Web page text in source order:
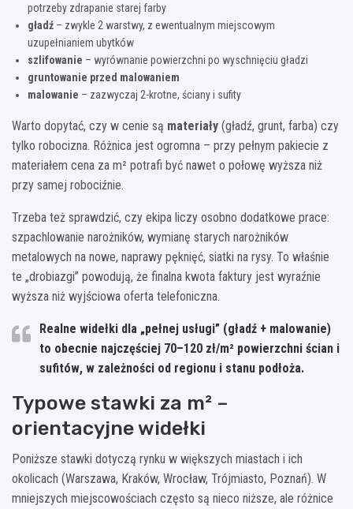
potrzeby zdrapanie starej farby
gładź – zwykle 2 warstwy, z ewentualnym miejscowym
uzupełnianiem ubytków
szlifowanie – wyrównanie powierzchni po wyschnięciu gładzi
gruntowanie przed malowaniem
malowanie – zazwyczaj 2-krotne, ściany i sufity
Warto dopytać, czy w cenie są materiały (gładź, grunt, farba) czy
tylko robocizna. Różnica jest ogromna – przy pełnym pakiecie z
materiałem cena za m² potrafi być nawet o połowę wyższa niż
przy samej robociźnie.
Trzeba też sprawdzić, czy ekipa liczy osobno dodatkowe prace:
szpachlowanie narożników, wymianę starych narożników
metalowych na nowe, naprawy pęknięć, siatki na rysy. To właśnie
te „drobiazgi” powodują, że finalna kwota faktury jest wyraźnie
wyższa niż wyjściowa oferta telefoniczna.
Realne widełki dla „pełnej usługi” (gładź + malowanie)
to obecnie najczęściej 70–120 zł/m² powierzchni ścian i
sufitów, w zależności od regionu i stanu podłoża.
Typowe stawki za m² –
orientacyjne widełki
Poniższe stawki dotyczą rynku w większych miastach i ich
okolicach (Warszawa, Kraków, Wrocław, Trójmiasto, Poznań). W
mniejszych miejscowościach często są nieco niższe, ale różnice